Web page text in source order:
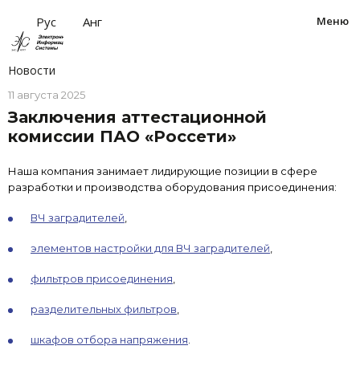
Меню
Рус Анг
Новости
11 августа 2025
Заключения аттестационной
комиссии ПАО «Россети»
Наша компания занимает лидирующие позиции в сфере
разработки и производства оборудования присоединения:
ВЧ заградителей
элементов настройки для ВЧ заградителей
фильтров присоединения
разделительных фильтров
шкафов отбора напряжения